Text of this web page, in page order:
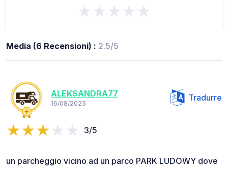
★★★★★
Media (6 Recensioni) : 2.5/5
ALEKSANDRA77
16/08/2025
Tradurre
3/5
un parcheggio vicino ad un parco PARK LUDOWY dove